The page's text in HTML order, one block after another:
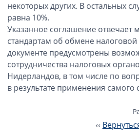
Cчёт в Турции для компании
Гражданство Вануату
Гражданство Сьерра-Леоне
Европейские и резидентные
Английские партнерства LLP
Ирландские партнерства LP
некоторых других. В остальных
равна 10%.
Указанное соглашение
стандартам об обмене
документе предусмотрены
сотрудничества налоговых
Нидерландов, в том числе по
в результате применения самого
‹‹